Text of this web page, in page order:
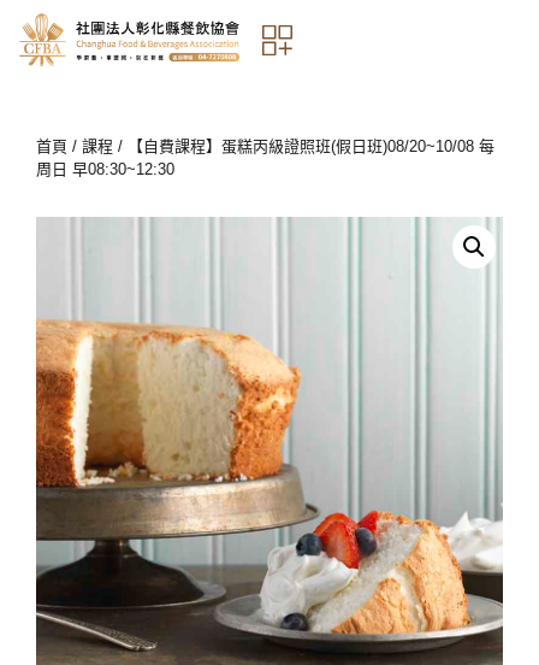
首頁 / 課程 / 【自費課程】蛋糕丙級證照班(假日班)08/20~10/08 每
周日 早08:30~12:30